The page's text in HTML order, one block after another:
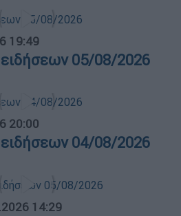
19:49
ειδήσεων 05/08/2026
20:00
ειδήσεων 04/08/2026
14:29